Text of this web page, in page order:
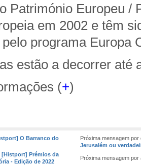
Património Europeu /
em 2002 e têm
programa Europa
estão a decorrer até
(+)
O Barranco do
Próxima mensagem
Jerusalém ou
[Histport] Prémios da
- Edição de 2022
Próxima mensagem